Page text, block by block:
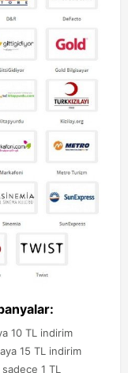
10 TL indirim
15 TL indirim
1 TL